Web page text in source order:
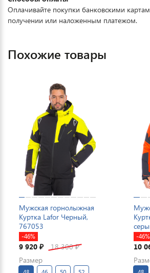
Оплачивайте покупки банковскими
получении или наложенным платежом.
Похожие товары
Мужская горнолыжная
Куртка Lafor Черный,
767053
-46%
9 920 ₽ 18 300₽
Размер
-46%
10